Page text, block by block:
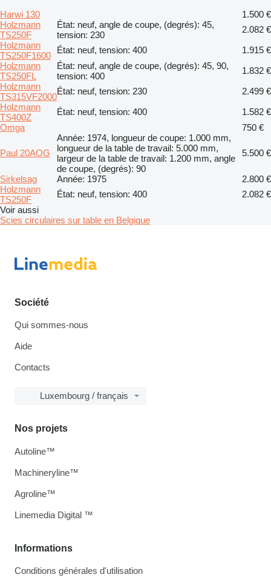
Harwi 130
1.500 €
Holzmann
TS250F
État: neuf, angle de coupe, (degrés): 45,
tension: 230
2.082 €
Holzmann
TS250F1600
État: neuf, tension: 400
1.915 €
Holzmann
TS250FL
État: neuf, angle de coupe, (degrés): 45, 90,
tension: 400
1.832 €
Holzmann
TS315VF2000
État: neuf, tension: 230
2.499 €
Holzmann
TS400Z
État: neuf, tension: 400
1.582 €
Omga
750 €
Paul 20AOG
Année: 1974, longueur de coupe: 1.000 mm,
longueur de la table de travail: 5.000 mm,
largeur de la table de travail: 1.200 mm, angle
de coupe, (degrés): 90
5.500 €
Sirkelsag Année: 1975
2.800 €
Holzmann
TS250F
État: neuf, tension: 400
2.082 €
Voir aussi
Scies circulaires sur table en Belgique
Société
Qui sommes-nous
Aide
Contacts
Luxembourg / français
Informations
Conditions générales d'utilisation
Nos projets
Autoline™
Machineryline™
Agroline™
Linemedia Digital ™